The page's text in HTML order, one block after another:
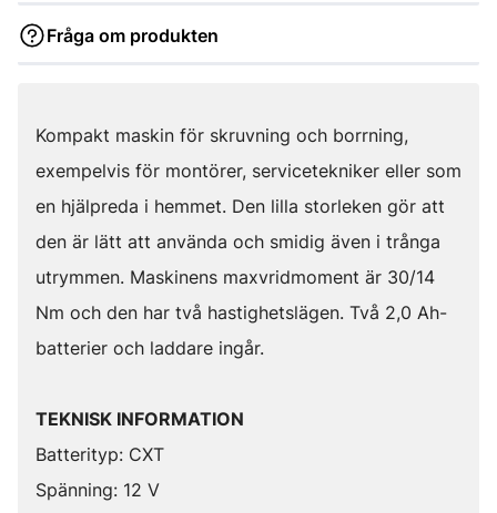
Fråga om produkten
Kompakt maskin för skruvning och borrning,
exempelvis för montörer, servicetekniker eller som
en hjälpreda i hemmet. Den lilla storleken gör att
den är lätt att använda och smidig även i trånga
utrymmen. Maskinens maxvridmoment är 30/14
Nm och den har två hastighetslägen. Två 2,0 Ah-
batterier och laddare ingår.
TEKNISK INFORMATION
Batterityp: CXT
Spänning: 12 V